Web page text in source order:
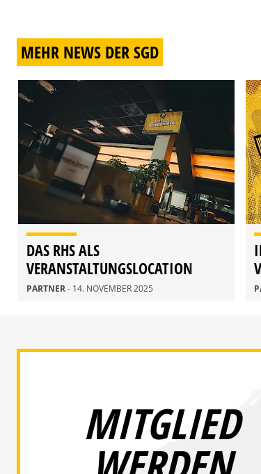
MEHR NEWS DER SGD
DAS RHS ALS
VERANSTALTUNGSLOCATION
PARTNER- 14. NOVEMBER 2025
MITGLIED